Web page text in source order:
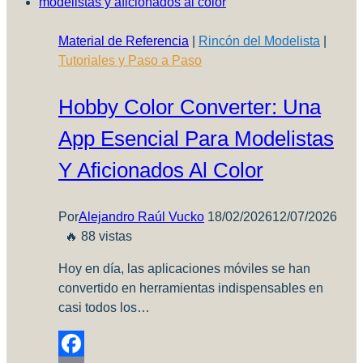
Material de Referencia Rincón del Modelista
Tutoriales y Paso a Paso
Hobby Color Converter: Una
App Esencial Para Modelistas
Y Aficionados Al Color
PorAlejandro Raúl Vucko 18/02/202612/07/2026
🔥 88 vistas
Hoy en día, las aplicaciones móviles se han
convertido en herramientas indispensables en
casi todos los…